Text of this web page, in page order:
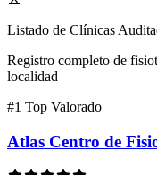
Listado de Clínicas
Registro completo de
localidad
#1 Top Valorado
Atlas Centro de